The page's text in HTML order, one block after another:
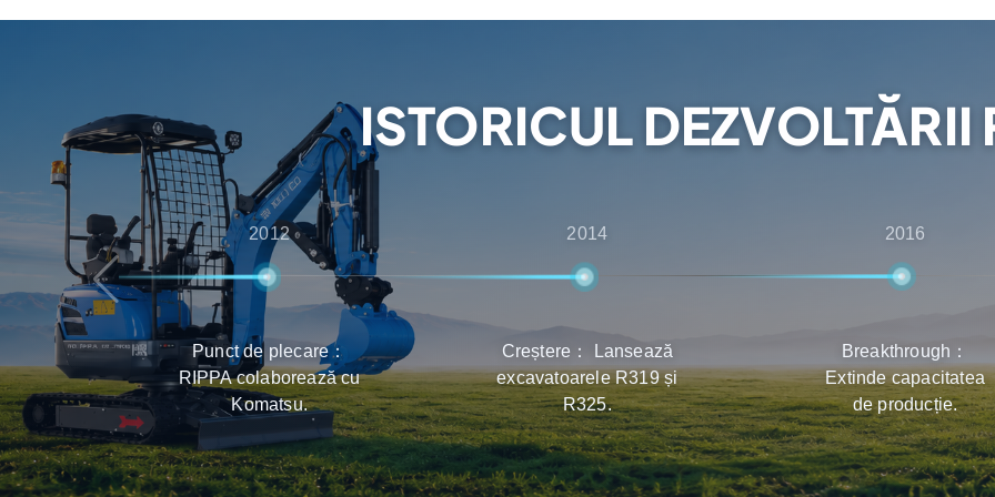
ISTORICUL DEZVOLTĂRII
2012
Punct de plecare：
RIPPA colaborează cu
Komatsu.
2014
Creștere： Lansează
excavatoarele R319 și
R325.
2016
Breakthrough：
Extinde capacitatea
de producție.